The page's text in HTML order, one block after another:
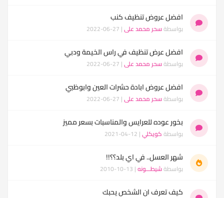
افضل عروض تنظيف كنب
بواسطةسحر محمد على| 27-06-2022
افضل عرض تنظيف في راس الخيمة ودبي
بواسطةسحر محمد على| 27-06-2022
افضل عروض ابادة حشرات العين وابوظبي
بواسطةسحر محمد على| 27-06-2022
بخور عوده للعرايس والمناسبات بسعر مميز
بواسطةكويكلي| 12-04-2021
شهر العسل.. في اي بلد؟؟!!
بواسطةشيطـــونه| 13-10-2010
كيف تعرف ان الشخص يحبك